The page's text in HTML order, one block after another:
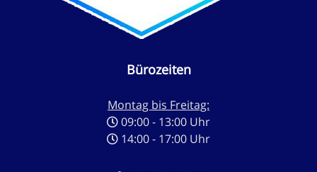
Bürozeiten
Montag bis Freitag:
09:00 - 13:00 Uhr
14:00 - 17:00 Uhr